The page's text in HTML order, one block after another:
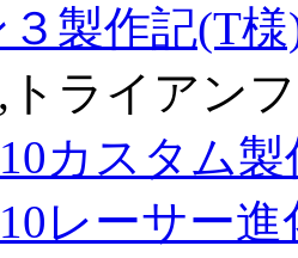
製作記(T様
トライアンフ
カスタム製
レーサー進